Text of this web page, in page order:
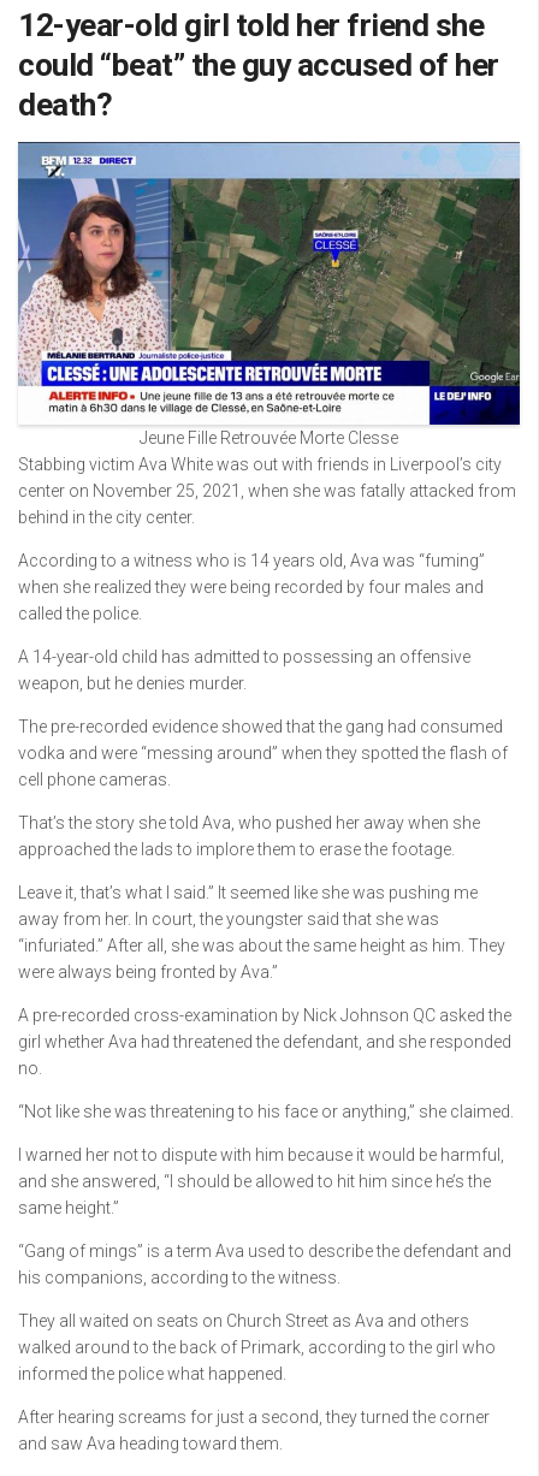
12-year-old girl told her friend she
could “beat” the guy accused of her
death?
Jeune Fille Retrouvée Morte Clesse
Stabbing victim Ava White was out with friends in Liverpool’s city
center on November 25, 2021, when she was fatally attacked from
behind in the city center.
According to a witness who is 14 years old, Ava was “fuming”
when she realized they were being recorded by four males and
called the police.
A 14-year-old child has admitted to possessing an offensive
weapon, but he denies murder.
The pre-recorded evidence showed that the gang had consumed
vodka and were “messing around” when they spotted the flash of
cell phone cameras.
That’s the story she told Ava, who pushed her away when she
approached the lads to implore them to erase the footage.
Leave it, that’s what I said.” It seemed like she was pushing me
away from her. In court, the youngster said that she was
“infuriated.” After all, she was about the same height as him. They
were always being fronted by Ava.”
A pre-recorded cross-examination by Nick Johnson QC asked the
girl whether Ava had threatened the defendant, and she responded
no.
“Not like she was threatening to his face or anything,” she claimed.
I warned her not to dispute with him because it would be harmful,
and she answered, “I should be allowed to hit him since he’s the
same height.”
“Gang of mings” is a term Ava used to describe the defendant and
his companions, according to the witness.
They all waited on seats on Church Street as Ava and others
walked around to the back of Primark, according to the girl who
informed the police what happened.
After hearing screams for just a second, they turned the corner
and saw Ava heading toward them.